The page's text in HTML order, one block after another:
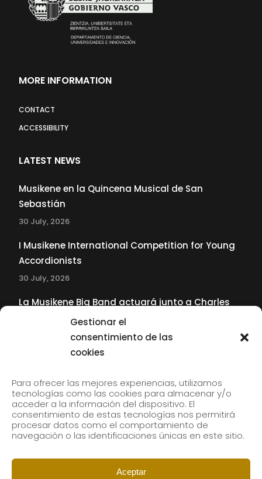
Gestionar el
consentimiento de las
cookies
Para ofrecer las mejores experiencias, utilizamos
tecnologías como las cookies para almacenar y/o
acceder a la información del dispositivo. El
consentimiento de estas tecnologías nos permitirá
procesar datos como el comportamiento de
navegación o las identificaciones únicas en este sitio.
Aceptar
MORE INFORMATION
CONTACT
ACCESSIBILITY
LATEST NEWS
Musikene en la Quincena Musical de San
Sebastián
30 July, 2026
I Musikene International Competition for Young
Accordionists
30 July, 2026
La Musikene Big Band actuará junto a Charles
Tolliver en el 61 Jazzaldia
Subscribe to our newsletter to receive our news by
email.